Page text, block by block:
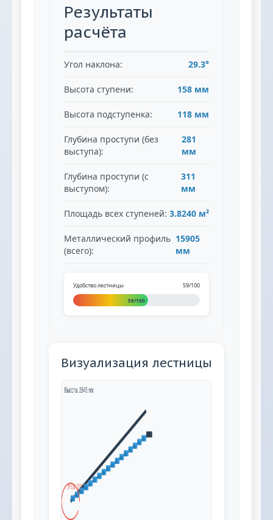
Результаты
расчёта
Угол наклона: 29.3°
Высота ступени: 158 мм
Высота подступенка: 118 мм
Глубина проступи (без
выступа):
281
мм
Глубина проступи (с
выступом):
311
мм
Площадь всех ступеней: 3.8240 м²
Металлический профиль
(всего):
15905
мм
Удобство лестницы 59/100
59/100
Визуализация лестницы